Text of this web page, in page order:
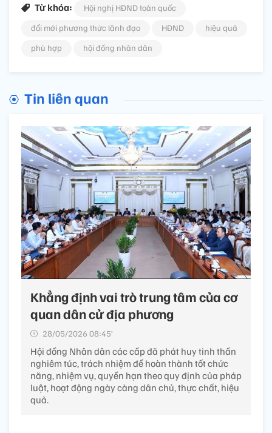
Từ khóa:
Hội nghị HĐND toàn quốc
đổi mới phương thức lãnh đạo
HĐND
hiệu quả
phù hợp
hội đồng nhân dân
Tin liên quan
Khẳng định vai trò trung tâm của cơ
quan dân cử địa phương
28/05/2026 08:45’
Hội đồng Nhân dân các cấp đã phát huy tinh thần
nghiêm túc, trách nhiệm để hoàn thành tốt chức
năng, nhiệm vụ, quyền hạn theo quy định của pháp
luật, hoạt động ngày càng dân chủ, thực chất, hiệu
quả.